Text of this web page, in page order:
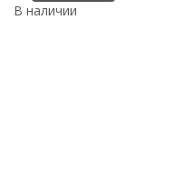
В наличии